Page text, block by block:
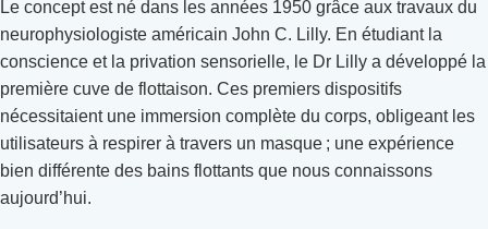
Le concept est né dans les années 1950 grâce aux travaux du
neurophysiologiste américain John C. Lilly. En étudiant la
conscience et la privation sensorielle, le Dr Lilly a développé la
première cuve de flottaison. Ces premiers dispositifs
nécessitaient une immersion complète du corps, obligeant les
utilisateurs à respirer à travers un masque ; une expérience
bien différente des bains flottants que nous connaissons
aujourd’hui.